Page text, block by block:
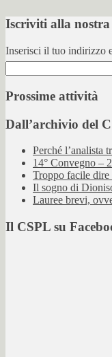
Iscriviti alla nostra
Inserisci il tuo indirizzo
Prossime attività
Dall’archivio del
Perché l’analista
14° Convegno –
Troppo facile
Il sogno di
Lauree brevi,
Il CSPL su